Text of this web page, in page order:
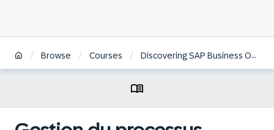
/ Browse / Courses / Discovering SAP Business One, Web Client Logistics | FR